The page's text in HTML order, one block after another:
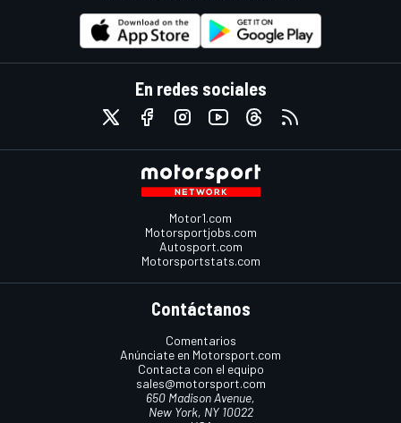
En redes sociales
Motor1.com
Motorsportjobs.com
Autosport.com
Motorsportstats.com
Contáctanos
Comentarios
Anúnciate en Motorsport.com
Contacta con el equipo
sales@motorsport.com
650 Madison Avenue,
New York, NY 10022